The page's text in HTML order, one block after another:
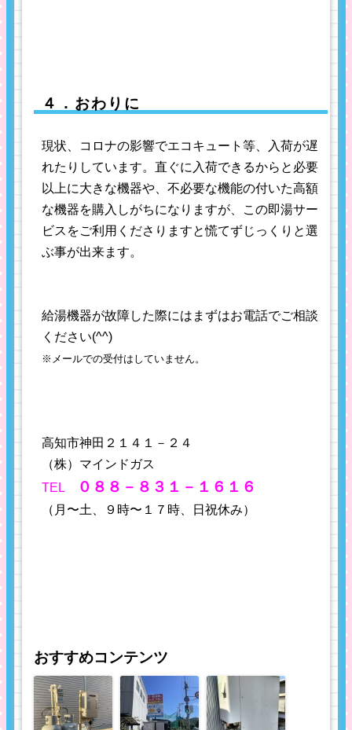
４．おわりに
現状、コロナの影響でエコキュート等、入荷が遅
れたりしています。直ぐに入荷できるからと必要
以上に大きな機器や、不必要な機能の付いた高額
な機器を購入しがちになりますが、この即湯サー
ビスをご利用くださりますと慌てずじっくりと選
ぶ事が出来ます。
給湯機器が故障した際にはまずはお電話でご相談
ください(^^)
※メールでの受付はしていません。
高知市神田２１４１－２４
（株）マインドガス
TEL
０８８－８３１－１６１６
（月〜土、９時〜１７時、日祝休み）
おすすめコンテンツ